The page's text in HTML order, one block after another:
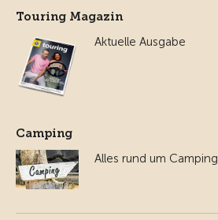
Touring Magazin
Aktuelle Ausgabe
Camping
Alles rund um Camping